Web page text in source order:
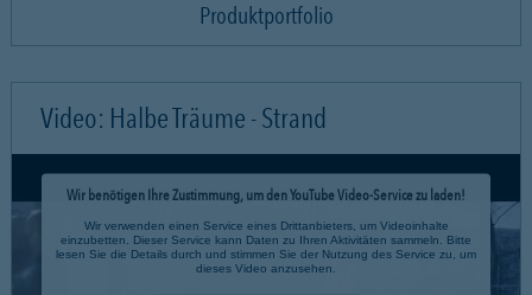
Produktportfolio
Video: Halbe Träume - Strand
Wir benötigen Ihre Zustimmung, um den YouTube Video-Service zu laden!
Wir verwenden einen Service eines Drittanbieters, um Videoinhalte
einzubetten. Dieser Service kann Daten zu Ihren Aktivitäten sammeln. Bitte
lesen Sie die Details durch und stimmen Sie der Nutzung des Service zu, um
dieses Video anzusehen.